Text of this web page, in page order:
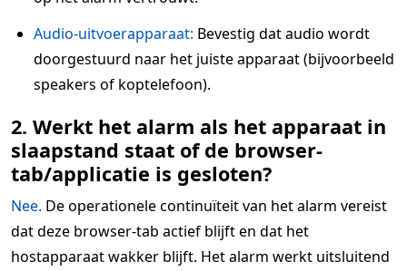
Audio-uitvoerapparaat: Bevestig dat audio wordt
doorgestuurd naar het juiste apparaat (bijvoorbeeld
speakers of koptelefoon).
2. Werkt het alarm als het apparaat in
slaapstand staat of de browser-
tab/applicatie is gesloten?
Nee. De operationele continuïteit van het alarm vereist
dat deze browser-tab actief blijft en dat het
hostapparaat wakker blijft. Het alarm werkt uitsluitend